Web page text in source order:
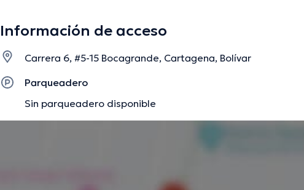
especialista.
Información de acceso
Carrera 6, #5-15 Bocagrande, Cartagena, Bolívar
Parqueadero
Sin parqueadero disponible